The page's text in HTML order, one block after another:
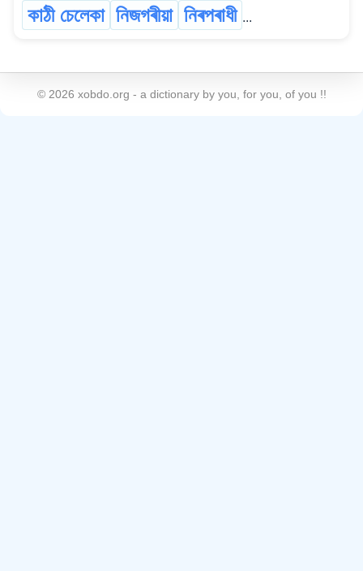
কাঠী চেলেকা নিজগৰীয়া নিৰপৰাধী ...
© 2026 xobdo.org - a dictionary by you, for you, of you !!